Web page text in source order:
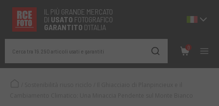
IL PIÙ GRANDE MERCATO
DI USATO FOTOGRAFICO
GARANTITO D’ITALIA
Cerca tra 19.290 articoli usati e garantiti
0